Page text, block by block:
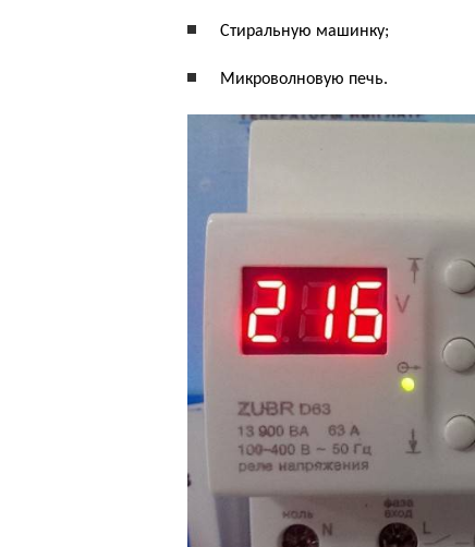
Стиральную машинку;
Микроволновую печь.